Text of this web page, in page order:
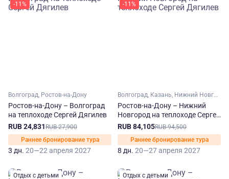
-11%
Волгоград, Ростов-на-Дону
Ростов-на-Дону – Волгоград
на теплоходе Сергей Дягилев
RUB 24,831RUB 27,900
Раннее бронирование тура
3 дн. 20—22 апреля 2027
-11%
Волгоград, Казань, Нижний Новгород, Ростов-на-Дону, Самара, Саратов, Ульяновск
Ростов-на-Дону – Нижний
Новгород на теплоходе Сергей
Дягилев
RUB 84,105RUB 94,500
Раннее бронирование тура
8 дн. 20—27 апреля 2027
Отдых с детьми
Отдых с детьми